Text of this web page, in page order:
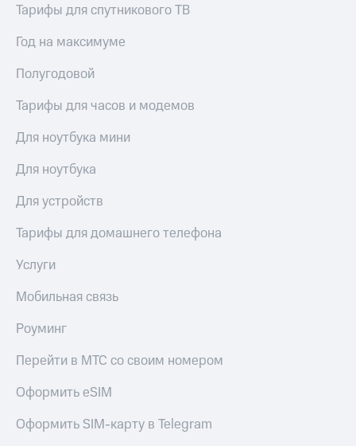
С картой
МТС
Деньги
МТС
Накопления
Откладывайте
и получайте
Платежи
переводы
Пополнить
Настройки
номер
другого
оператора
интернета
Обзоры
товаров
Скидки
до 40%
на смартфоны
при
покупке
со связью
МТС
Тарифы для спутникового ТВ
Год на максимуме
Полугодовой
Тарифы для часов и модемов
Для ноутбука мини
Для ноутбука
Для устройств
Тарифы для домашнего телефона
Услуги
Мобильная связь
Роуминг
Перейти в МТС со своим номером
Оформить eSIM
Оформить SIM-карту в Telegram